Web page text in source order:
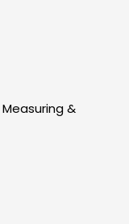
Measuring &